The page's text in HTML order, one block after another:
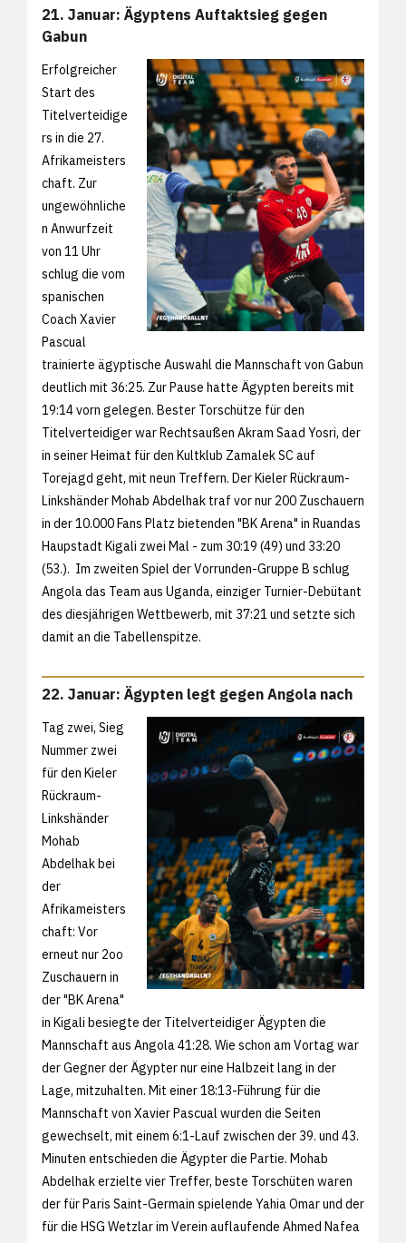
21. Januar: Ägyptens Auftaktsieg gegen
Gabun
Erfolgreicher
Start des
Titelverteidige
rs in die 27.
Afrikameisters
chaft. Zur
ungewöhnliche
n Anwurfzeit
von 11 Uhr
schlug die vom
spanischen
Coach Xavier
Pascual
trainierte ägyptische Auswahl die Mannschaft von Gabun
deutlich mit 36:25. Zur Pause hatte Ägypten bereits mit
19:14 vorn gelegen. Bester Torschütze für den
Titelverteidiger war Rechtsaußen Akram Saad Yosri, der
in seiner Heimat für den Kultklub Zamalek SC auf
Torejagd geht, mit neun Treffern. Der Kieler Rückraum-
Linkshänder Mohab Abdelhak traf vor nur 200 Zuschauern
in der 10.000 Fans Platz bietenden "BK Arena" in Ruandas
Haupstadt Kigali zwei Mal - zum 30:19 (49) und 33:20
(53.). Im zweiten Spiel der Vorrunden-Gruppe B schlug
Angola das Team aus Uganda, einziger Turnier-Debütant
des diesjährigen Wettbewerb, mit 37:21 und setzte sich
damit an die Tabellenspitze.
22. Januar: Ägypten legt gegen Angola nach
Tag zwei, Sieg
Nummer zwei
für den Kieler
Rückraum-
Linkshänder
Mohab
Abdelhak bei
der
Afrikameisters
chaft: Vor
erneut nur 2oo
Zuschauern in
der "BK Arena"
in Kigali besiegte der Titelverteidiger Ägypten die
Mannschaft aus Angola 41:28. Wie schon am Vortag war
der Gegner der Ägypter nur eine Halbzeit lang in der
Lage, mitzuhalten. Mit einer 18:13-Führung für die
Mannschaft von Xavier Pascual wurden die Seiten
gewechselt, mit einem 6:1-Lauf zwischen der 39. und 43.
Minuten entschieden die Ägypter die Partie. Mohab
Abdelhak erzielte vier Treffer, beste Torschüten waren
der für Paris Saint-Germain spielende Yahia Omar und der
für die HSG Wetzlar im Verein auflaufende Ahmed Nafea